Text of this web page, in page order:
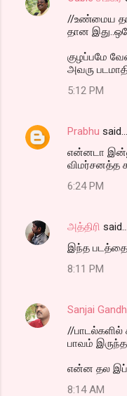
//உண்மைய
தான
குழப்பமே
அவரு
5:12 PM
Prabhu said…
என்னடா
விமர்சனத்த
6:24 PM
அத்திரி said…
இந்த
8:11 PM
Sanjai
//பாடல்களில்
பாவம்
என்ன தல
8:14 AM